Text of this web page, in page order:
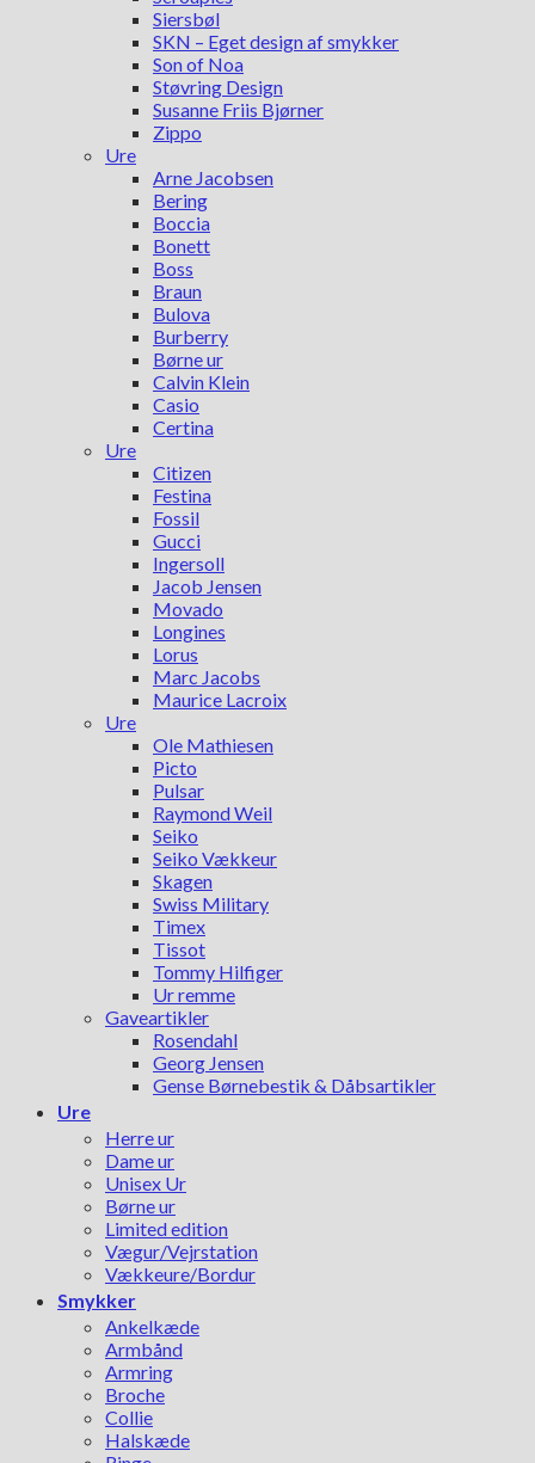
Siersbøl
SKN – Eget design af smykker
Son of Noa
Støvring Design
Susanne Friis Bjørner
Zippo
Ure
Arne Jacobsen
Bering
Boccia
Bonett
Boss
Braun
Bulova
Burberry
Børne ur
Calvin Klein
Casio
Certina
Ure
Citizen
Festina
Fossil
Gucci
Ingersoll
Jacob Jensen
Movado
Longines
Lorus
Marc Jacobs
Maurice Lacroix
Ure
Ole Mathiesen
Picto
Pulsar
Raymond Weil
Seiko
Seiko Vækkeur
Skagen
Swiss Military
Timex
Tissot
Tommy Hilfiger
Ur remme
Gaveartikler
Rosendahl
Georg Jensen
Gense Børnebestik & Dåbsartikler
Ure
Herre ur
Dame ur
Unisex Ur
Børne ur
Limited edition
Vægur/Vejrstation
Vækkeure/Bordur
Smykker
Ankelkæde
Armbånd
Armring
Broche
Collie
Halskæde